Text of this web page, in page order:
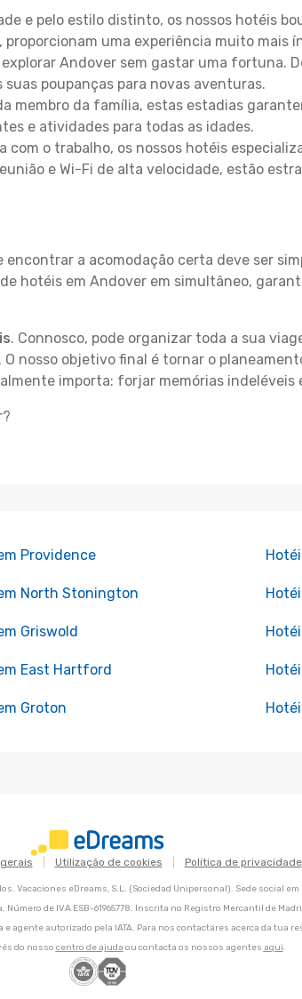
e pelo estilo distinto, os nossos hotéis
uma experiência muito mais
Andover sem gastar uma fortuna.
poupanças para novas aventuras.
membro da família, estas estadias
e atividades para todas as idades.
com o trabalho, os nossos hotéis
e Wi-Fi de alta velocidade, estão
a acomodação certa deve ser
hotéis em Andover em simultâneo,
. Connosco, pode organizar toda a sua
nosso objetivo final é tornar o
importa: forjar memórias indeléveis
Providence
North Stonington
Griswold
East Hartford
Groton
Utilização de cookies Política de privacidade
Vacaciones eDreams, S.L. (Sociedad Unipersonal). Sede social em
de IVA ESB-61965778. Inscrita no Registro Mercantil de
e agente autorizado pela IATA. Para nos contactares acerca da tua
do nosso centro de ajuda ou contacta os nossos agentes aqui.